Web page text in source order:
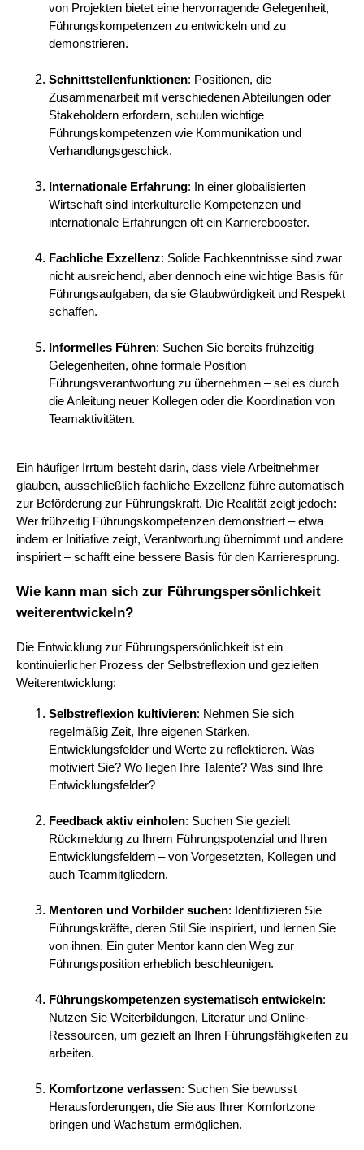
von Projekten bietet eine hervorragende Gelegenheit,
Führungskompetenzen zu entwickeln und zu
demonstrieren.
Schnittstellenfunktionen: Positionen, die
Zusammenarbeit mit verschiedenen Abteilungen oder
Stakeholdern erfordern, schulen wichtige
Führungskompetenzen wie Kommunikation und
Verhandlungsgeschick.
Internationale Erfahrung: In einer globalisierten
Wirtschaft sind interkulturelle Kompetenzen und
internationale Erfahrungen oft ein Karrierebooster.
Fachliche Exzellenz: Solide Fachkenntnisse sind zwar
nicht ausreichend, aber dennoch eine wichtige Basis für
Führungsaufgaben, da sie Glaubwürdigkeit und Respekt
schaffen.
Informelles Führen: Suchen Sie bereits frühzeitig
Gelegenheiten, ohne formale Position
Führungsverantwortung zu übernehmen – sei es durch
die Anleitung neuer Kollegen oder die Koordination von
Teamaktivitäten.
Ein häufiger Irrtum besteht darin, dass viele Arbeitnehmer
glauben, ausschließlich fachliche Exzellenz führe automatisch
zur Beförderung zur Führungskraft. Die Realität zeigt jedoch:
Wer frühzeitig Führungskompetenzen demonstriert – etwa
indem er Initiative zeigt, Verantwortung übernimmt und andere
inspiriert – schafft eine bessere Basis für den Karrieresprung.
Wie kann man sich zur Führungspersönlichkeit
weiterentwickeln?
Die Entwicklung zur Führungspersönlichkeit ist ein
kontinuierlicher Prozess der Selbstreflexion und gezielten
Weiterentwicklung:
Selbstreflexion kultivieren: Nehmen Sie sich
regelmäßig Zeit, Ihre eigenen Stärken,
Entwicklungsfelder und Werte zu reflektieren. Was
motiviert Sie? Wo liegen Ihre Talente? Was sind Ihre
Entwicklungsfelder?
Feedback aktiv einholen: Suchen Sie gezielt
Rückmeldung zu Ihrem Führungspotenzial und Ihren
Entwicklungsfeldern – von Vorgesetzten, Kollegen und
auch Teammitgliedern.
Mentoren und Vorbilder suchen: Identifizieren Sie
Führungskräfte, deren Stil Sie inspiriert, und lernen Sie
von ihnen. Ein guter Mentor kann den Weg zur
Führungsposition erheblich beschleunigen.
Führungskompetenzen systematisch entwickeln:
Nutzen Sie Weiterbildungen, Literatur und Online-
Ressourcen, um gezielt an Ihren Führungsfähigkeiten zu
arbeiten.
Komfortzone verlassen: Suchen Sie bewusst
Herausforderungen, die Sie aus Ihrer Komfortzone
bringen und Wachstum ermöglichen.